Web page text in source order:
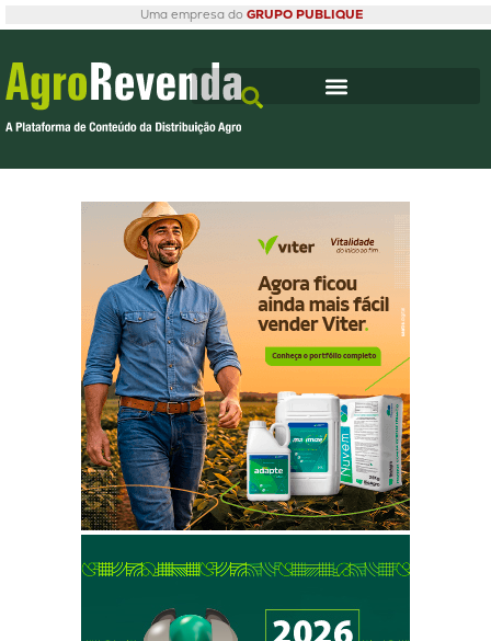
Uma empresa do GRUPO PUBLIQUE